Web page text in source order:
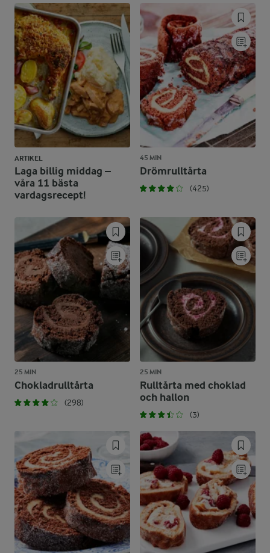
ARTIKEL
Laga billig middag –
våra 11 bästa
vardagsrecept!
45 MIN
Drömrulltårta
(425)
25 MIN
Chokladrulltårta
(298)
25 MIN
Rulltårta med choklad
och hallon
(3)